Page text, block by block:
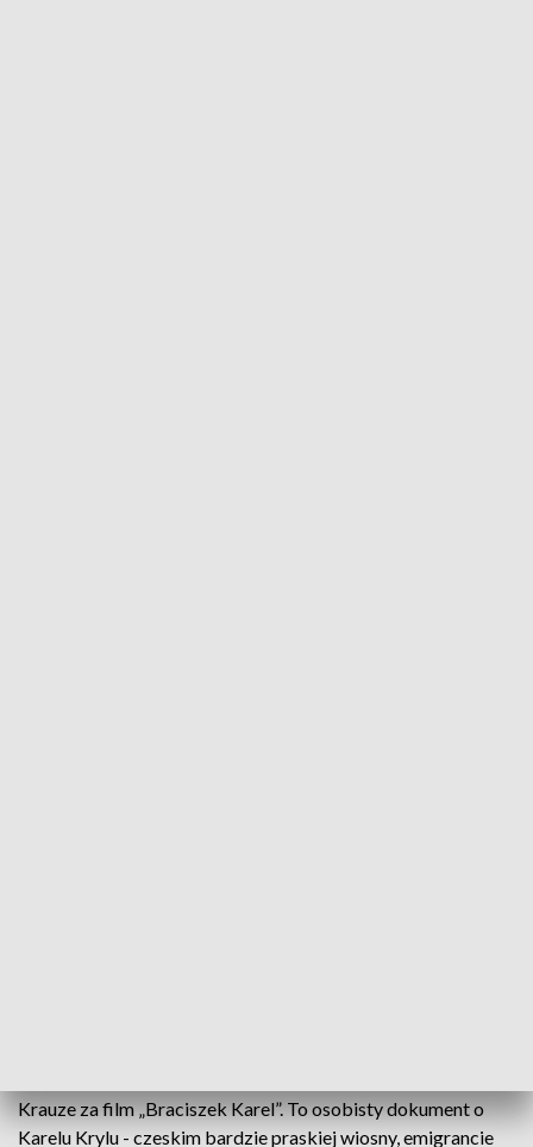
Krauze za film „Braciszek Karel”. To osobisty dokument o
Karelu Krylu - czeskim bardzie praskiej wiosny, emigrancie